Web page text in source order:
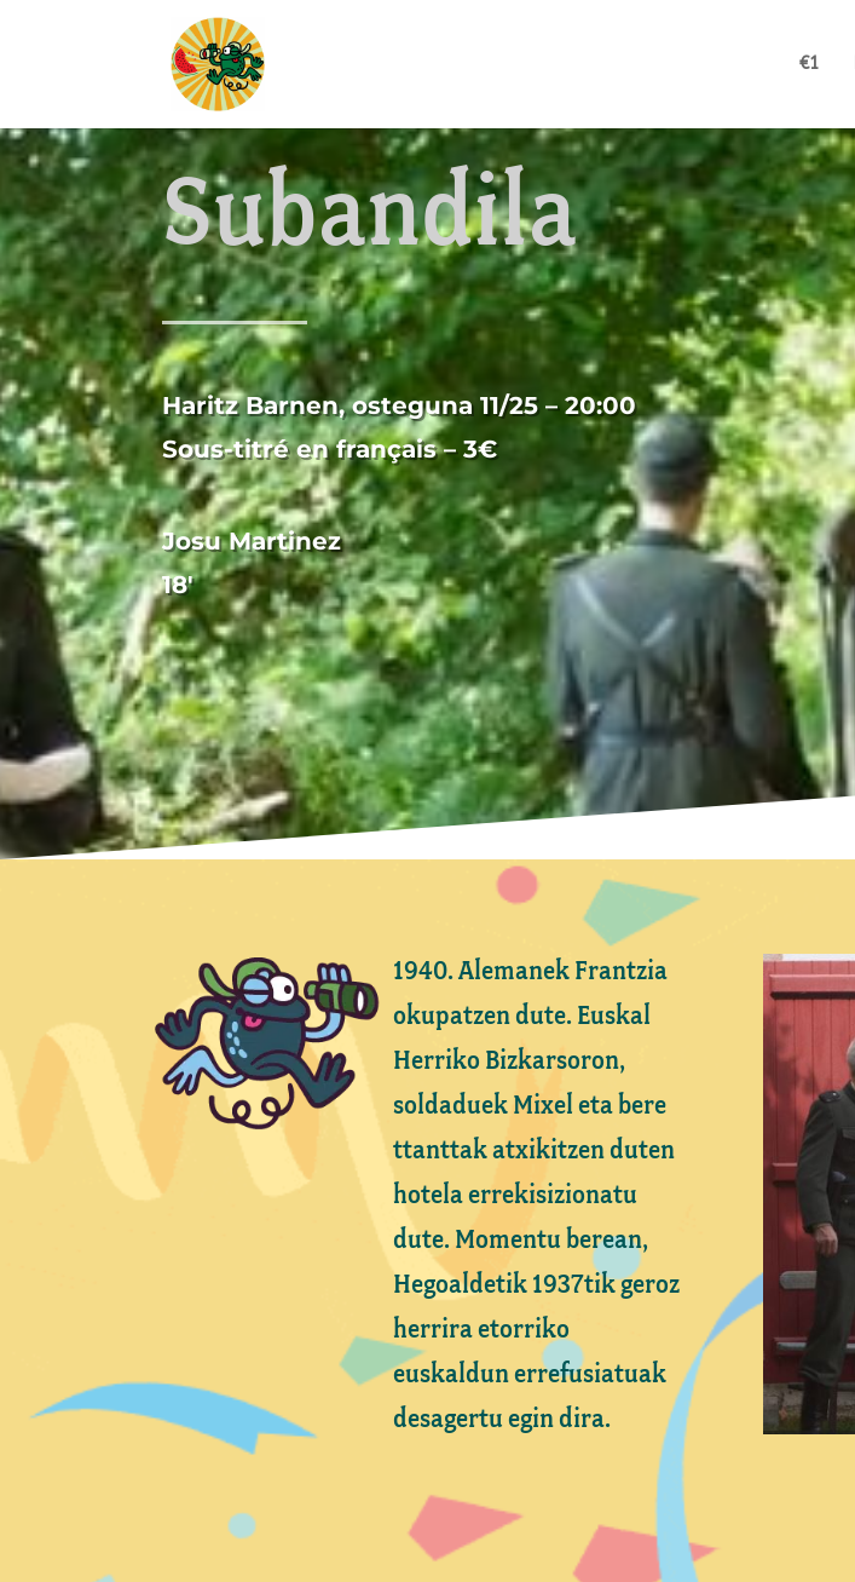
€1
Subandila
Haritz Barnen, osteguna 11/25 – 20:00
Sous-titré en français – 3€
Josu Martinez
18′
1940. Alemanek Frantzia
okupatzen dute. Euskal
Herriko Bizkarsoron,
soldaduek Mixel eta bere
ttanttak atxikitzen duten
hotela errekisizionatu
dute. Momentu berean,
Hegoaldetik 1937tik geroz
herrira etorriko
euskaldun errefusiatuak
desagertu egin dira.